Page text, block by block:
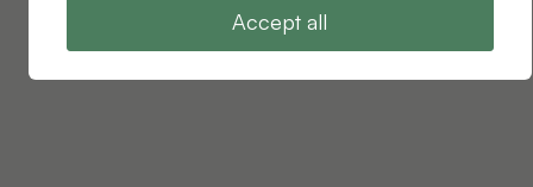
Accept all